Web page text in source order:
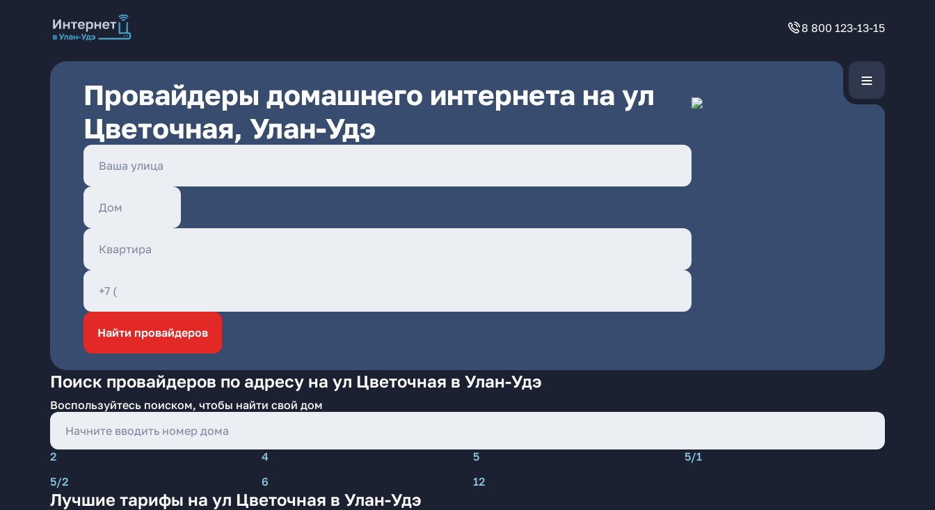
8 800 123-13-15
Провайдеры домашнего интернета на ул
Цветочная, Улан-Удэ
Найти провайдеров
Поиск провайдеров по адресу на ул Цветочная в Улан-Удэ
Воспользуйтесь поиском, чтобы найти свой дом
2 4 5
5/1
5/2
6 12
Лучшие тарифы на ул Цветочная в Улан-Удэ